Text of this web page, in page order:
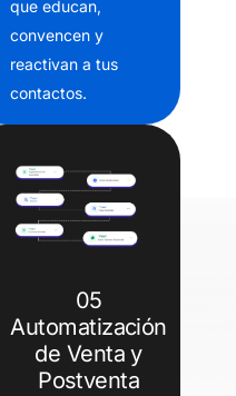
que educan,
convencen y
reactivan a tus
contactos.
05
Automatización
de Venta y
Postventa